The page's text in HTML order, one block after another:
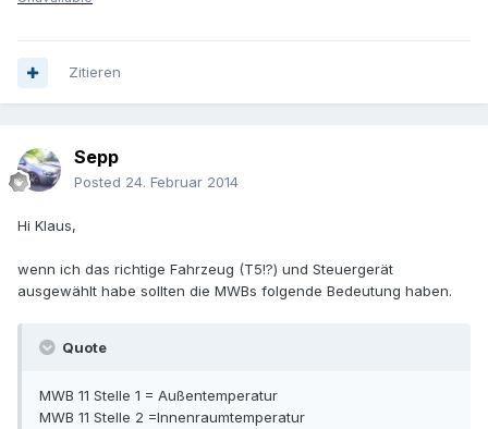
Zitieren
Sepp
Posted 24. Februar 2014
Hi Klaus,
wenn ich das richtige Fahrzeug (T5!?) und Steuergerät
ausgewählt habe sollten die MWBs folgende Bedeutung haben.
Quote
MWB 11 Stelle 1 = Außentemperatur
MWB 11 Stelle 2 =Innenraumtemperatur